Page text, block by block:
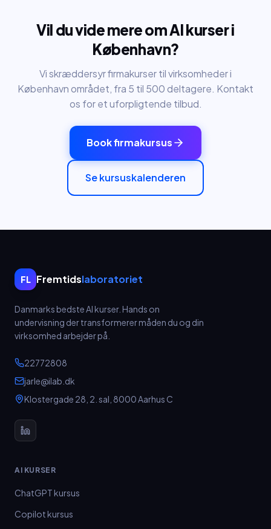
Vil du vide mere om AI kurser i
København?
Vi skræddersyr firmakurser til virksomheder i
Københavnområdet, fra 5 til 500 deltagere. Kontakt
os for et uforpligtende tilbud.
Book firmakursus
Se kursuskalenderen
FL Fremtidslaboratoriet
Danmarks bedste AI kurser. Hands on
undervisning der transformerer måden du og din
virksomhed arbejder på.
22772808
jarle@ilab.dk
Klostergade 28, 2. sal 8000Aarhus C
AI KURSER
ChatGPT kursus
Copilot kursus